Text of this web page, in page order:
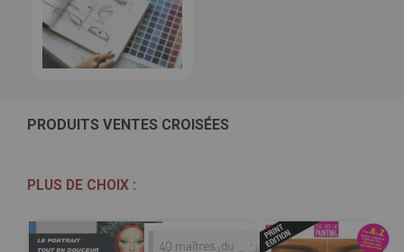
PRODUITS VENTES CROISÉES
PLUS DE CHOIX :